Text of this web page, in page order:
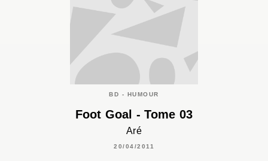
BD - HUMOUR
Foot Goal - Tome 03
Aré
20/04/2011